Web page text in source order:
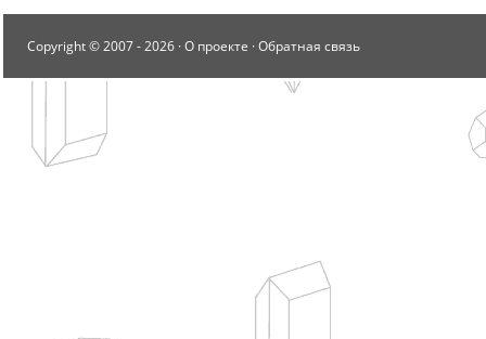
Copyright © 2007 -2026 ·О проекте ·Обратная связь